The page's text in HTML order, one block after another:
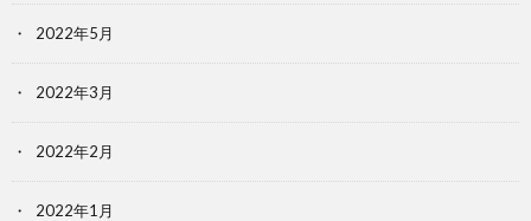
2022年5月
2022年3月
2022年2月
2022年1月